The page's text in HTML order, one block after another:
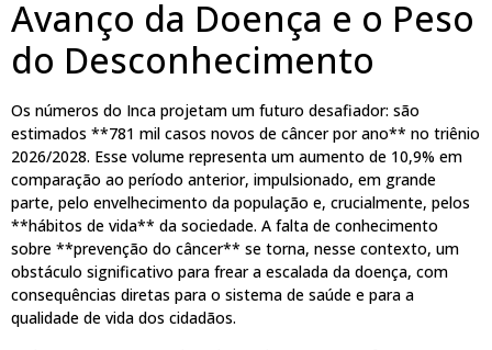
Avanço da Doença e o Peso
do Desconhecimento
Os números do Inca projetam um futuro desafiador: são
estimados **781 mil casos novos de câncer por ano** no triênio
2026/2028. Esse volume representa um aumento de 10,9% em
comparação ao período anterior, impulsionado, em grande
parte, pelo envelhecimento da população e, crucialmente, pelos
**hábitos de vida** da sociedade. A falta de conhecimento
sobre **prevenção do câncer** se torna, nesse contexto, um
obstáculo significativo para frear a escalada da doença, com
consequências diretas para o sistema de saúde e para a
qualidade de vida dos cidadãos.